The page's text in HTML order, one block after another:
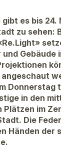
es bis 24.
zu sehen:
Gebäude
Donnerstag
in den
Plätzen im
Die
Händen der